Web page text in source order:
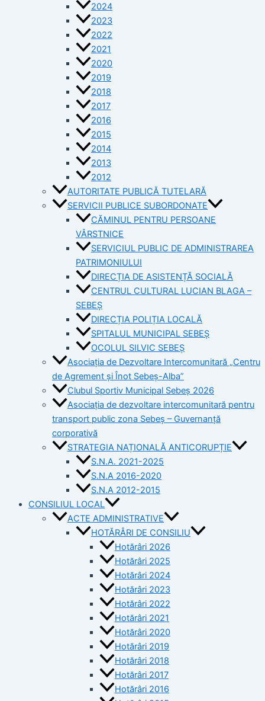
2024
2023
2022
2021
2020
2019
2018
2017
2016
2015
2014
2013
2012
AUTORITATE PUBLICĂ TUTELARĂ
SERVICII PUBLICE SUBORDONATE
CĂMINUL PENTRU PERSOANE
VÂRSTNICE
SERVICIUL PUBLIC DE ADMINISTRAREA
PATRIMONIULUI
DIRECȚIA DE ASISTENȚĂ SOCIALĂ
CENTRUL CULTURAL LUCIAN BLAGA –
SEBEȘ
DIRECȚIA POLIȚIA LOCALĂ
SPITALUL MUNICIPAL SEBEȘ
OCOLUL SILVIC SEBEȘ
Asociația de Dezvoltare Intercomunitară „Centru
de Agrement și Înot Sebeș-Alba”
Clubul Sportiv Municipal Sebeș 2026
Asociația de dezvoltare intercomunitară pentru
transport public zona Sebeș – Guvernanță
corporativă
STRATEGIA NAȚIONALĂ ANTICORUPȚIE
S.N.A. 2021-2025
S.N.A 2016-2020
S.N.A 2012-2015
CONSILIUL LOCAL
ACTE ADMINISTRATIVE
HOTĂRÂRI DE CONSILIU
Hotărâri 2026
Hotărâri 2025
Hotărâri 2024
Hotărâri 2023
Hotărâri 2022
Hotărâri 2021
Hotărâri 2020
Hotărâri 2019
Hotărâri 2018
Hotărâri 2017
Hotărâri 2016